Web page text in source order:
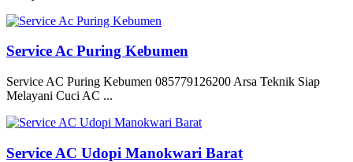
Service Ac Puring Kebumen
Service AC Puring Kebumen 085779126200 Arsa Teknik Siap
Melayani Cuci AC ...
Service AC Udopi Manokwari Barat